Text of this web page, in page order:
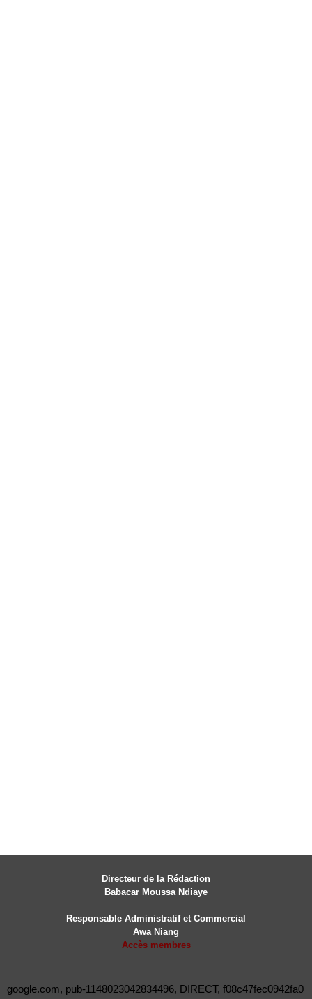
Directeur de la Rédaction
Babacar Moussa Ndiaye
Responsable Administratif et Commercial
Awa Niang
Accès membres
google.com, pub-1148023042834496, DIRECT, f08c47fec0942fa0